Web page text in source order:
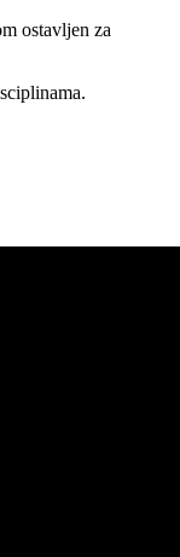
ostavljen za